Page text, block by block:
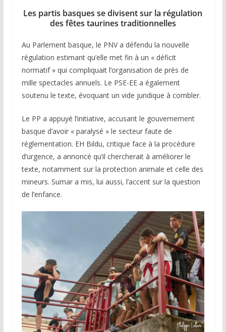
Les partis basques se divisent sur la régulation
des fêtes taurines traditionnelles
Au Parlement basque, le PNV a défendu la nouvelle
régulation estimant qu’elle met fin à un « déficit
normatif » qui compliquait l’organisation de près de
mille spectacles annuels. Le PSE-EE a également
soutenu le texte, évoquant un vide juridique à combler.
Le PP a appuyé l’initiative, accusant le gouvernement
basque d’avoir « paralysé » le secteur faute de
réglementation. EH Bildu, critique face à la procédure
d’urgence, a annoncé qu’il chercherait à améliorer le
texte, notamment sur la protection animale et celle des
mineurs. Sumar a mis, lui aussi, l’accent sur la question
de l’enfance.